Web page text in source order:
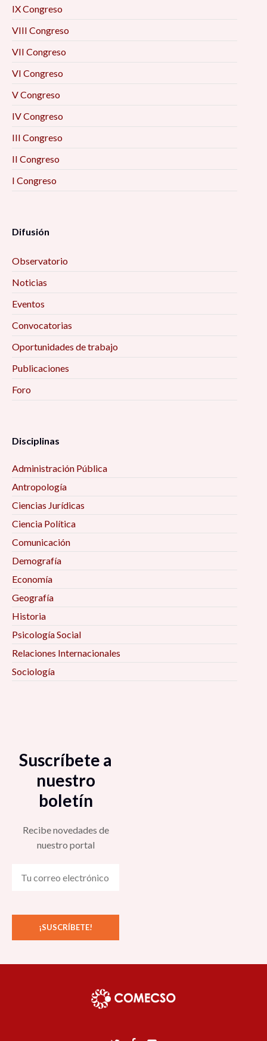
IX Congreso
VIII Congreso
VII Congreso
VI Congreso
V Congreso
IV Congreso
III Congreso
II Congreso
I Congreso
Difusión
Observatorio
Noticias
Eventos
Convocatorias
Oportunidades de trabajo
Publicaciones
Foro
Disciplinas
Administración Pública
Antropología
Ciencias Jurídicas
Ciencia Política
Comunicación
Demografía
Economía
Geografía
Historia
Psicología Social
Relaciones Internacionales
Sociología
Suscríbete a
nuestro
boletín
Recibe novedades de
nuestro portal